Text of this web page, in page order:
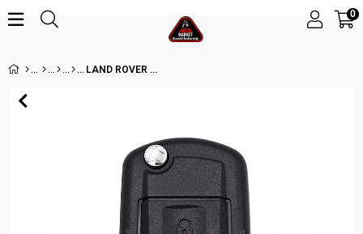
0
LAND ROVER 3 BUTON SUSTALI KUMANDA KABI